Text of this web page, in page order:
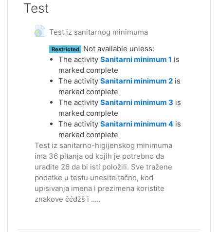
Test
Test iz sanitarnog minimuma
Restricted
Not available unless:
The activitySanitarni minimum 1 is
marked complete
The activitySanitarni minimum 2 is
marked complete
The activitySanitarni minimum 3 is
marked complete
The activitySanitarni minimum 4 is
marked complete
Test iz sanitarno-higijenskog minimuma
ima 36 pitanja od kojih je potrebno da
uradite 26 da bi isti položili. Sve tražene
podatke u testu unesite tačno, kod
upisivanja imena i prezimena koristite
znakove čćđžš i .....